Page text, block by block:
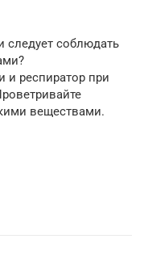
следует соблюдать
и респиратор при
веществами.